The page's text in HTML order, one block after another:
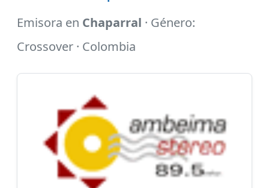
Emisora en Chaparral · Género:
Crossover · Colombia